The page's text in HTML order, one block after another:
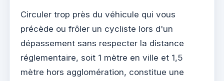
Circuler trop près du véhicule qui vous
précède ou frôler un cycliste lors d'un
dépassement sans respecter la distance
réglementaire, soit 1 mètre en ville et 1,5
mètre hors agglomération, constitue une